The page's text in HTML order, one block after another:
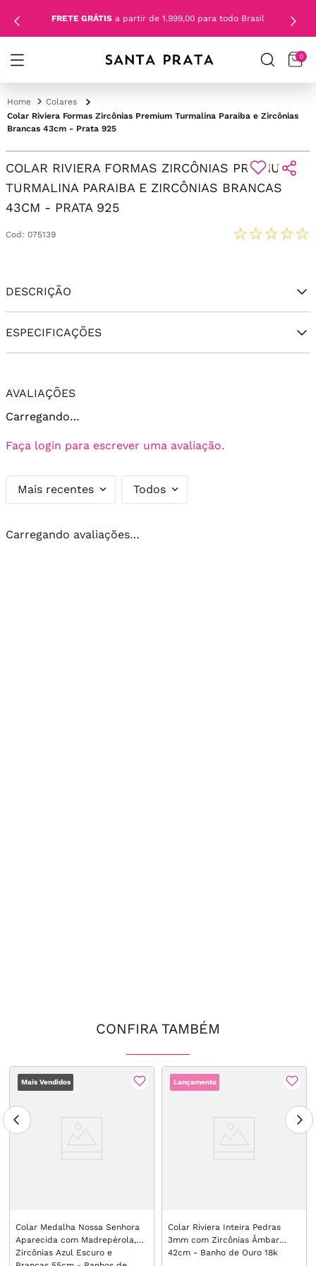
FRETE GRÁTIS a partir de 1.999,00 para todo Brasil
0
Colares
Colar Riviera Formas Zircônias Premium Turmalina Paraiba e Zircônias
Brancas 43cm - Prata 925
COLAR RIVIERA FORMAS ZIRCÔNIAS PREMIUM
TURMALINA PARAIBA E ZIRCÔNIAS BRANCAS
43CM - PRATA 925
Cod : 075139 ☆☆☆☆☆
DESCRIÇÃO
ESPECIFICAÇÕES
AVALIAÇÕES
Carregando…
Faça login para escrever uma avaliação.
Mais recentes Todos
Carregando avaliações…
CONFIRA TAMBÉM
Mais Vendidos
Colar Medalha Nossa Senhora
Aparecida com Madrepérola,
Zircônias Azul Escuro e
Lançamento
Colar Riviera Inteira Pedras
3mm com Zircônias Âmbar
42cm - Banho de Ouro 18k